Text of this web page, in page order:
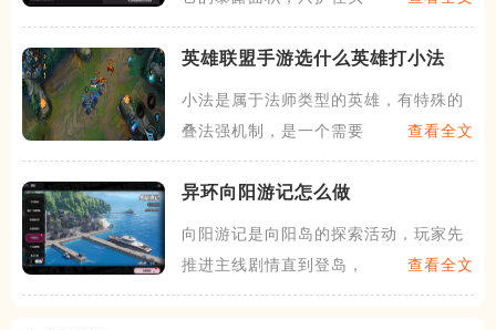
英雄联盟手游选什么英雄打小法
小法是属于法师类型的英雄，有特殊的
叠法强机制，是一个需要发育
查看全文
异环向阳游记怎么做
向阳游记是向阳岛的探索活动，玩家先
推进主线剧情直到登岛，激活
查看全文